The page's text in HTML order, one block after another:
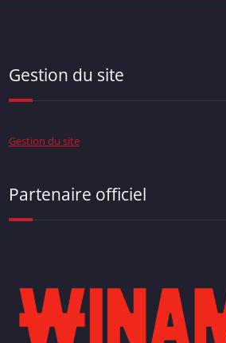
Gestion du site
Gestion du site
Partenaire officiel